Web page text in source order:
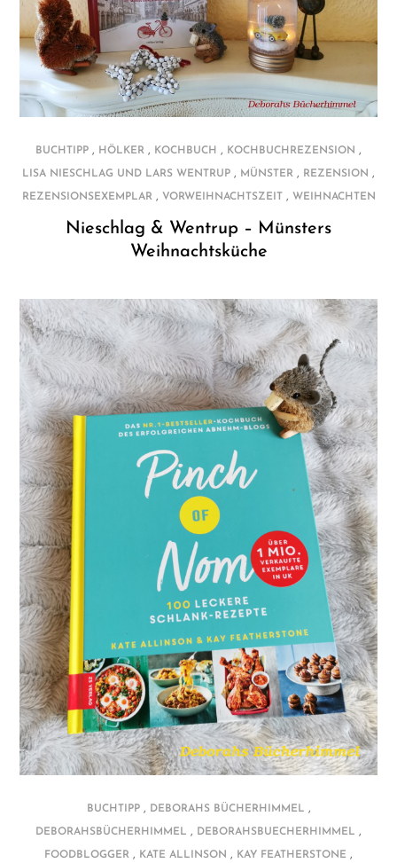
BUCHTIPP , HÖLKER , KOCHBUCH , KOCHBUCHREZENSION ,
LISA NIESCHLAG UND LARS WENTRUP , MÜNSTER , REZENSION ,
REZENSIONSEXEMPLAR, VORWEIHNACHTSZEIT, WEIHNACHTEN
Nieschlag & Wentrup – Münsters
Weihnachtsküche
BUCHTIPP, DEBORAHS BÜCHERHIMMEL ,
DEBORAHSBÜCHERHIMMEL , DEBORAHSBUECHERHIMMEL ,
FOODBLOGGER , KATE ALLINSON , KAY FEATHERSTONE ,